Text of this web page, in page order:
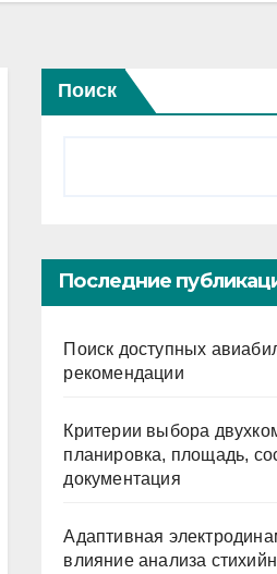
Поиск
Последние
Поиск доступных
рекомендации
Критерии выбора
планировка, площадь,
документация
Адаптивная
влияние анализа